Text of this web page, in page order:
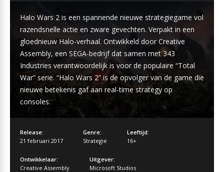
Halo Wars 2 is een spannende nieuwe strategiegame vol
razendsnelle actie en zware gevechten. Verpakt in een
gloednieuw Halo-verhaal. Ontwikkeld door Creative
Assembly, een SEGA-bedrijf dat samen met 343
Industries verantwoordelijk is voor de populaire “Total
War” serie. “Halo Wars 2” is de opvolger van de game die
nieuwe betekenis gaf aan real-time strategy op
consoles.
Release:
21 februari 2017
Genre:
Strategie
Leeftijd:
16+
Ontwikkelaar:
Creative Assembly
Uitgever:
Microsoft Studios